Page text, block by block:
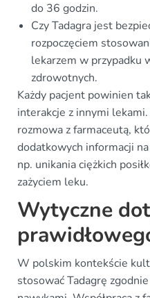
do 36 godzin.
Czy Tadagra jest
rozpoczęciem
lekarzem w przypadku
zdrowotnych.
Każdy pacjent powinien
interakcje z innymi
rozmowa z farmaceutą,
dodatkowych informacji
np. unikania ciężkich
zażyciem leku.
Wytyczne
W polskim kontekście
stosować Tadagrę